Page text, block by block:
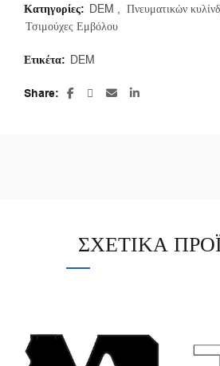
Κατηγορίες: DEM , Πνευματικών
Τσιμούχες Εμβόλου
Ετικέτα: DEM
Share
ΣΧΕΤΙΚΆ